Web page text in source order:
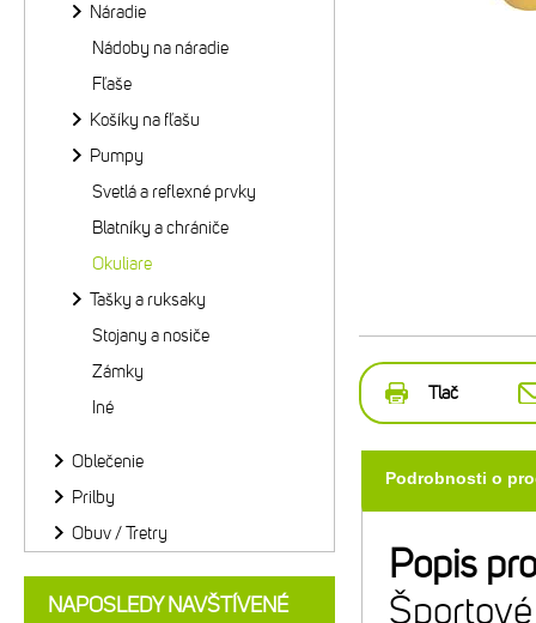
Tlač
Podrobnosti o
Popis
Náradie
Nádoby na náradie
Fľaše
Košíky na fľašu
Pumpy
Svetlá a reflexné prvky
Blatníky a chrániče
Okuliare
Tašky a ruksaky
Stojany a nosiče
Zámky
Iné
Oblečenie
Prilby
Obuv / Tretry
NAPOSLEDY NAVŠTÍVENÉ